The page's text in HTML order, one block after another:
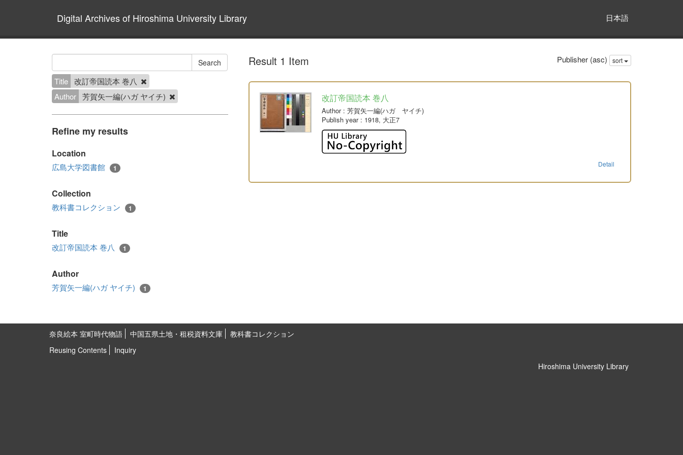
Digital Archives of Hiroshima University Library 日本語
Title 改訂帝国読本 巻八
Author 芳賀矢一編(ハガ ヤイチ)
Refine my results
Location
広島大学図書館 1
Collection
教科書コレクション 1
Title
改訂帝国読本 巻八 1
Author
芳賀矢一編(ハガ ヤイチ) 1
Result 1 Item Publisher (asc) sort
改訂帝国読本 巻八
Author: 芳賀矢一編(ハガ ヤイチ)
Publish year: 1918, 大正7
Detail
奈良絵本 室町時代物語 中国五県土地・租税資料文庫
教科書コレクション
Reusing Contents
Inquiry
Hiroshima University Library